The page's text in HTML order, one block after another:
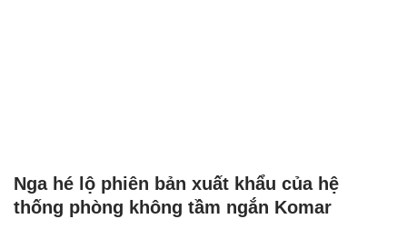
Nga hé lộ phiên bản xuất khẩu của hệ
thống phòng không tầm ngắn Komar